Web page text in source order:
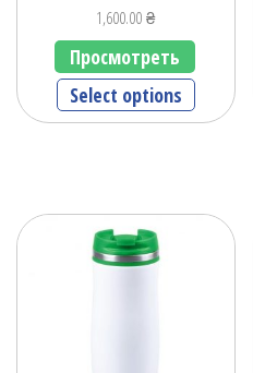
1,600.00₴
Просмотреть
Select options